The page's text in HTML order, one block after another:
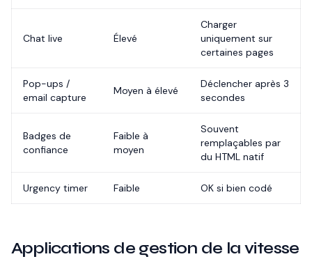
Chat live Élevé
Charger
uniquement sur
certaines pages
Pop-ups /
email capture
Moyen à élevé
Déclencher après 3
secondes
Badges de
confiance
Faible à
moyen
Souvent
remplaçables par
du HTML natif
Urgency timer Faible OK si bien codé
Applications de gestion de la vitesse